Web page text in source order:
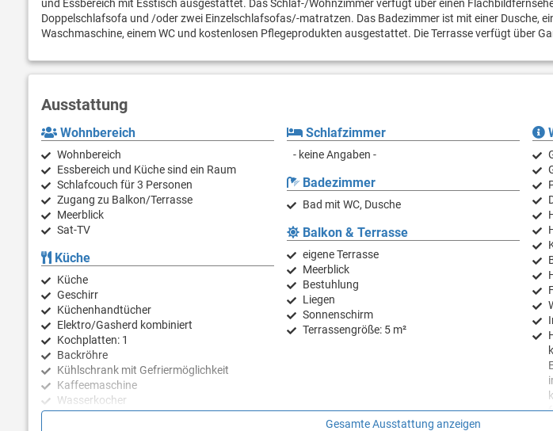
und Essbereich mit Esstisch ausgestattet. Das Schlaf-/Wohnzimmer verfügt über einen
Doppelschlafsofa und /oder zwei Einzelschlafsofas/-matratzen. Das Badezimmer ist mit einer Dusche,
Waschmaschine, einem WC und kostenlosen Pflegeprodukten ausgestattet. Die Terrasse verfügt über
Ausstattung
Wohnbereich
Wohnbereich
Essbereich und Küche sind ein Raum
Schlafcouch für 3 Personen
Zugang zu Balkon/Terrasse
Meerblick
Sat-TV
Küche
Küche
Geschirr
Küchenhandtücher
Elektro/Gasherd kombiniert
Kochplatten: 1
Backröhre
Kühlschrank mit Gefriermöglichkeit
Kaffeemaschine
Wasserkocher
Toaster
Schlafzimmer
- keine Angaben -
Badezimmer
Bad mit WC, Dusche
Balkon & Terrasse
eigene Terrasse
Meerblick
Bestuhlung
Liegen
Sonnenschirm
Terrassengröße: 5 m²
Gesamte Ausstattung anzeigen